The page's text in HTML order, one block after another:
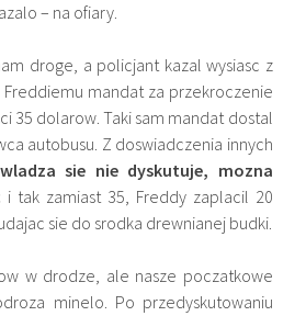
– na ofiary.
droge, a policjant kazal wysiasc z
mandat za przekroczenie
35 dolarow. Taki sam mandat dostal
autobusu. Z doswiadczenia innych
sie nie dyskutuje, mozna
i tak zamiast 35, Freddy zaplacil 20
sie do srodka drewnianej budki.
w drodze, ale nasze poczatkowe
minelo. Po przedyskutowaniu